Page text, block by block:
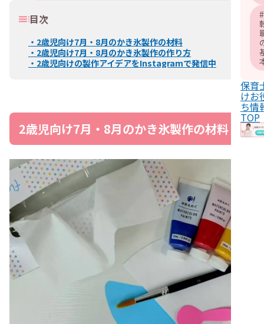
#
保育
けお
ち情
TOP
目次
・ 2歳児向け7月・8月のかき氷製作の材料
・ 2歳児向け7月・8月のかき氷製作の作り方
・ 2歳児向けの製作アイデアをInstagramで発信中
2歳児向け7月・8月のかき氷製作の材料